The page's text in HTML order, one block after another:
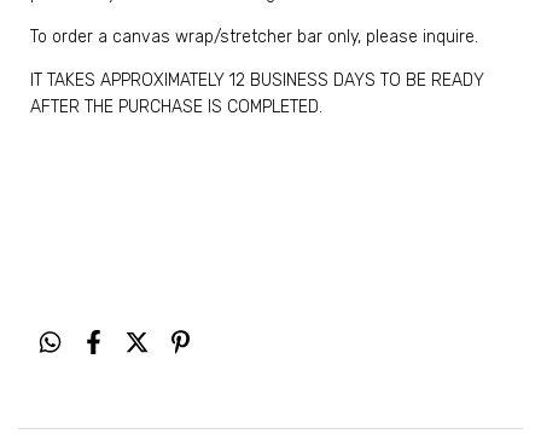
To order a canvas wrap/stretcher bar only, please inquire.
IT TAKES APPROXIMATELY 12 BUSINESS DAYS TO BE READY
AFTER THE PURCHASE IS COMPLETED.